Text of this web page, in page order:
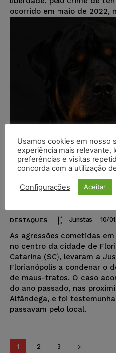
ocorrido em maio de 2022,
Justiça condena
agrediu o próprio
DESTAQUES Juristas - 10/
As agressões cometidas
no centro da cidade de
Catarina (SC), levaram a
Florianópolis a condenar o
de maus-tratos. O caso
do ano passado, nas
Alfândega, e foi
passavam pelo local.
1 2 3
Usamos cookies em nosso
experiência mais relevante,
preferências e visitas
concorda com a utilização
Configurações Aceitar